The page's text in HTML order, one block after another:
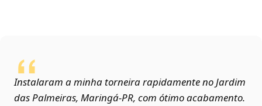
Instalaram a minha torneira rapidamente no Jardim
das Palmeiras, Maringá‑PR, com ótimo acabamento.